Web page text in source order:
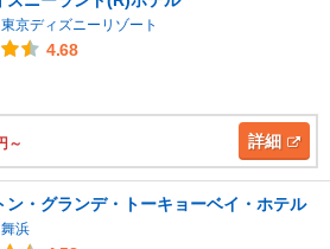
東京ディズニーリゾート
4.68
～ 詳細
ン・グランデ・トーキョーベイ・ホテル
舞浜